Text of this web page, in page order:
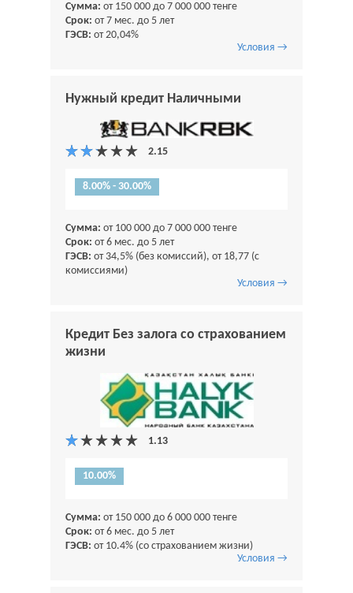
Сумма: от 150 000 до 7 000 000 тенге
Срок: от 7 мес. до 5 лет
ГЭСВ: от 20,04%
Условия →
Нужный кредит Наличными
8.00% - 30.00%
Сумма: от 100 000 до 7 000 000 тенге
Срок: от 6 мес. до 5 лет
ГЭСВ: от 34,5% (без комиссий), от 18,77 (с
комиссиями)
Условия →
Кредит Без залога со страхованием
жизни
10.00%
Сумма: от 150 000 до 6 000 000 тенге
Срок: от 6 мес. до 5 лет
ГЭСВ: от 10.4% (со страхованием жизни)
Условия →